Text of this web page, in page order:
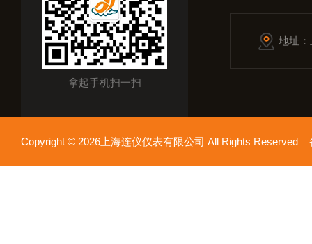
拿起手机扫一扫
地址
Copyright © 2026上海连仪仪表有限公司 All Rights Reserved